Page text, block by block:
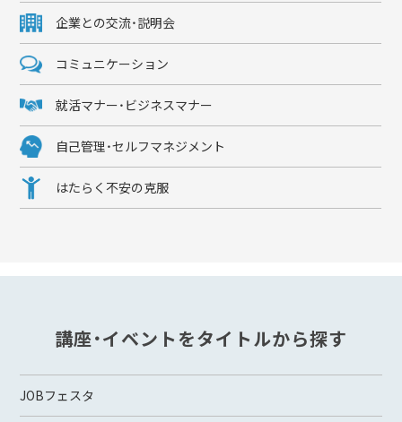
企業との交流・説明会
コミュニケーション
就活マナー・ビジネスマナー
自己管理・セルフマネジメント
はたらく不安の克服
講座・イベントをタイトルから探す
JOBフェスタ